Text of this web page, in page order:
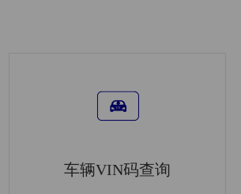
车辆VIN码查询